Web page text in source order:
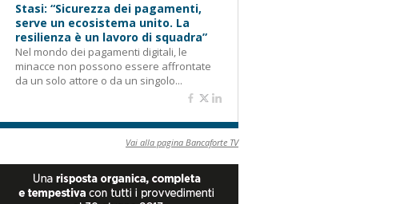
Stasi: “Sicurezza dei pagamenti,
serve un ecosistema unito. La
resilienza è un lavoro di squadra”
Nel mondo dei pagamenti digitali, le
minacce non possono essere affrontate
da un solo attore o da un singolo...
Vai alla pagina Bancaforte TV